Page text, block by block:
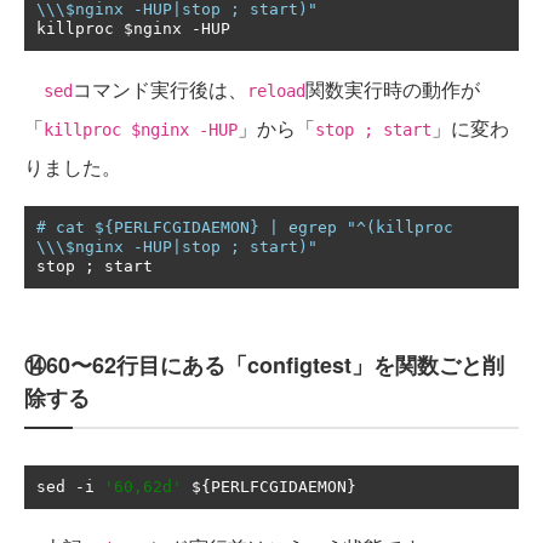
\\\$nginx -HUP|stop ; start)"
killproc $nginx
-HUP
sed コマンド実行後は、 reload関数実行時の動作が
「 killproc $nginx -HUP 」から「stop ; start 」に変わ
りました。
# cat ${PERLFCGIDAEMON} | egrep "^(killproc
\\\$nginx -HUP|stop ; start)"
stop
; start
⑭60〜62行目にある「configtest」を関数ごと削
除する
sed - i '60,62d' ${ PERLFCGIDAEMON }